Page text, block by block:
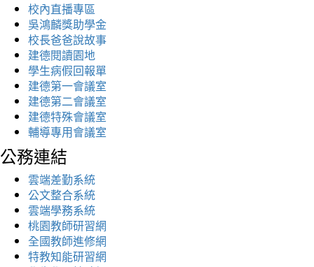
校內直播專區
吳鴻麟獎助學金
校長爸爸說故事
建德閱讀園地
學生病假回報單
建德第一會議室
建德第二會議室
建德特殊會議室
輔導專用會議室
公務連結
雲端差勤系統
公文整合系統
雲端學務系統
桃園教師研習網
全國教師進修網
特教知能研習網